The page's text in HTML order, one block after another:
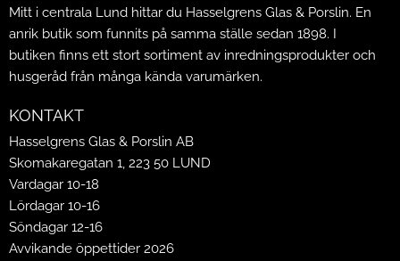
Mitt i centrala Lund hittar du Hasselgrens Glas & Porslin. En
anrik butik som funnits på samma ställe sedan 1898. I
butiken finns ett stort sortiment av inredningsprodukter och
husgeråd från många kända varumärken.
KONTAKT
Hasselgrens Glas & Porslin AB
Skomakaregatan 1, 223 50 LUND
Vardagar 10-18
Lördagar 10-16
Söndagar 12-16
Avvikande öppettider 2026